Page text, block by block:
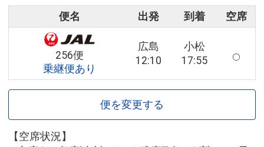
便名 出発 到着 空席
256便
乗継便あり
広島
12:10
小松
17:55
便を変更する
【空席状況】